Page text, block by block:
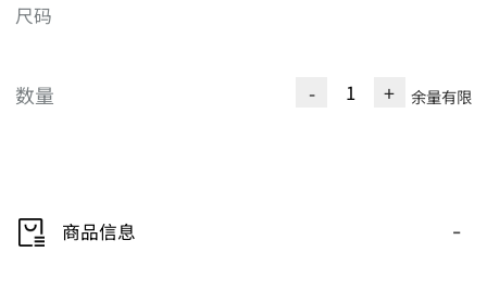
尺码
数量 - + 余量有限
商品信息 -